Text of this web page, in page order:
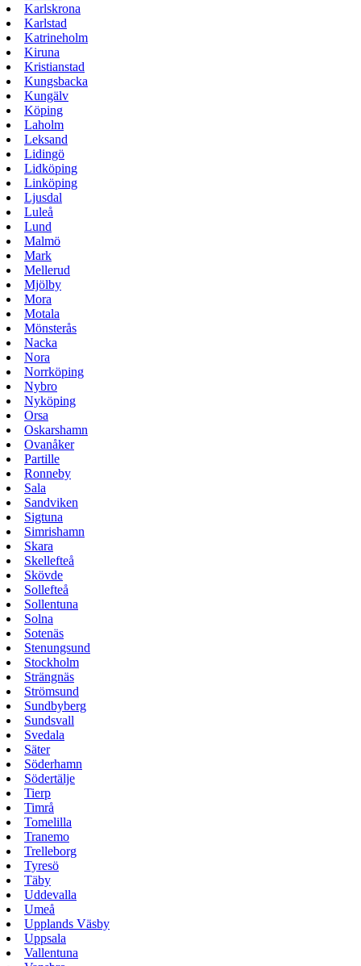
Karlskrona
Karlstad
Katrineholm
Kiruna
Kristianstad
Kungsbacka
Kungälv
Köping
Laholm
Leksand
Lidingö
Lidköping
Linköping
Ljusdal
Luleå
Lund
Malmö
Mark
Mellerud
Mjölby
Mora
Motala
Mönsterås
Nacka
Nora
Norrköping
Nybro
Nyköping
Orsa
Oskarshamn
Ovanåker
Partille
Ronneby
Sala
Sandviken
Sigtuna
Simrishamn
Skara
Skellefteå
Skövde
Sollefteå
Sollentuna
Solna
Sotenäs
Stenungsund
Stockholm
Strängnäs
Strömsund
Sundbyberg
Sundsvall
Svedala
Säter
Söderhamn
Södertälje
Tierp
Timrå
Tomelilla
Tranemo
Trelleborg
Tyresö
Täby
Uddevalla
Umeå
Upplands Väsby
Uppsala
Vallentuna